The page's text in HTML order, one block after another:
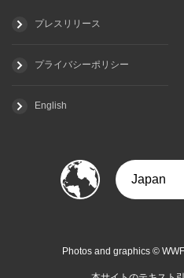
プレスリリース
プライバシーポリシー
English
Photos and graphics ©